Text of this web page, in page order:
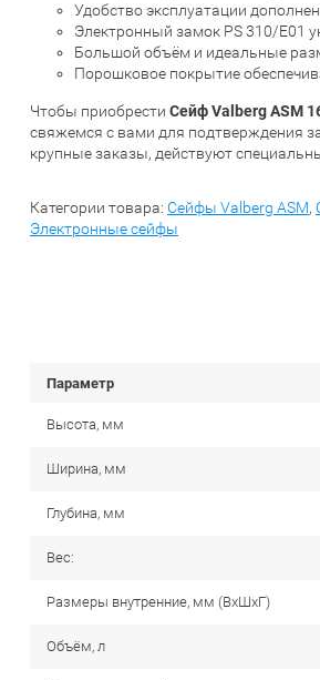
Удобство эксплуатации
Электронный замок PS 310/E01
Большой объём и идеальные
Порошковое покрытие
Чтобы приобрести Сейф Valberg ASM
свяжемся с вами для подтверждения
крупные заказы, действуют
Категории товара: Сейфы Valberg ASM,
Электронные сейфы
Параметр
Высота, мм
Ширина, мм
Глубина, мм
Вес:
Размеры внутренние, мм (ВхШхГ)
Объём, л